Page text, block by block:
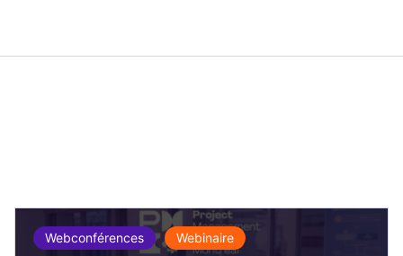
Webconférences Webinaire